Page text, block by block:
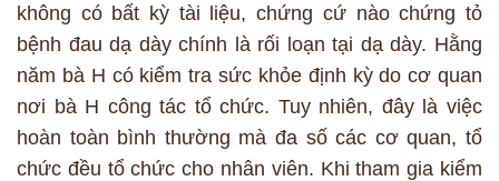
không có bất kỳ tài liệu, chứng cứ nào chứng tỏ
bệnh đau dạ dày chính là rối loạn tại dạ dày. Hằng
năm bà H có kiểm tra sức khỏe định kỳ do cơ quan
nơi bà H công tác tổ chức. Tuy nhiên, đây là việc
hoàn toàn bình thường mà đa số các cơ quan, tổ
chức đều tổ chức cho nhân viên. Khi tham gia kiểm